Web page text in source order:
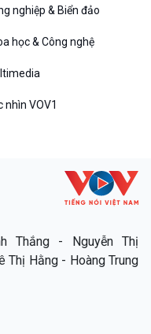
phút Sự kiện - Luận bàn
chuyện thời sự
chảy sự kiện
thoại
đêm
nghiệp & Biển đảo
học & Công nghệ
nhìn VOV1
Thắng - Nguyễn Thị
Thị Hằng - Hoàng Trung